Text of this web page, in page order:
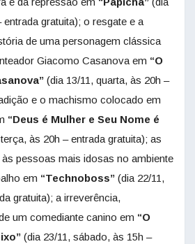
entrada gratuita); o resgate e a
de uma personagem clássica
Giacomo Casanova em “O
(dia 13/11, quarta, às 20h –
e o machismo colocado em
“Deus é Mulher e Seu Nome é
às 20h – entrada gratuita); as
pessoas mais idosas no ambiente
em “Technoboss” (dia 22/11,
gratuita); a irreverência,
um comediante canino em “O
(dia 23/11, sábado, às 15h –